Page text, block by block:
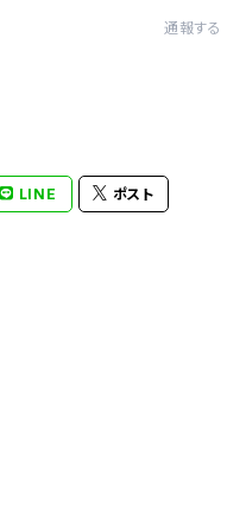
通報する
LINE ポスト